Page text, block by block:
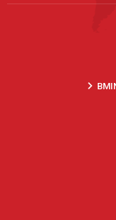
keyboard_arrow_right